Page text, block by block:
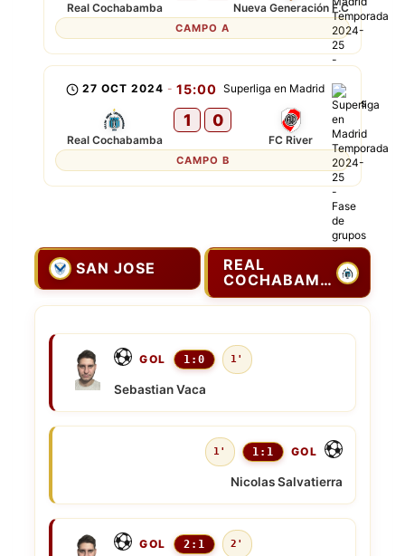
Real Cochabamba Nueva Generación F.C
CAMPO A
Superliga en Madrid
27 OCT 2024 - 15:00
Real Cochabamba
1 0
FC River
CAMPO B
SAN JOSE
REAL
COCHABAMBA
GOL 1:0 1'
Sebastian Vaca
1' 1:1 GOL
Nicolas Salvatierra
GOL 2:1 2'